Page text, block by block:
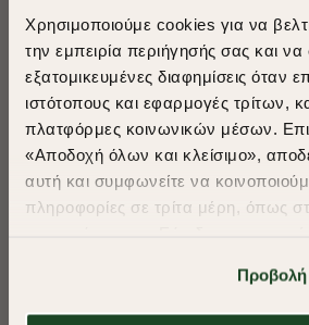
Χρησιμοποιούμε cookies για να
την εμπειρία περιήγησής σας και
εξατομικευμένες διαφημίσεις όταν
ιστότοπους και εφαρμογές τρίτων,
πλατφόρμες κοινωνικών μέσων.
«Αποδοχή όλων και κλείσιμο»,
αυτή και συμφωνείτε να
πληροφορίες σε τρίτα μέρη, όπως
απαιτούμενα cookies» και θα
στα cookies και τις τεχνολογίες που
Προβολή
ΠΛΕΚΤΟ REGULAR FIT
ΠΛΕΚΤΟ
​
A Season of
SUMMER